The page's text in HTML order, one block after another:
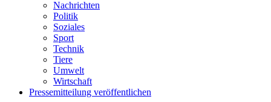
Nachrichten
Politik
Soziales
Sport
Technik
Tiere
Umwelt
Wirtschaft
Pressemitteilung veröffentlichen